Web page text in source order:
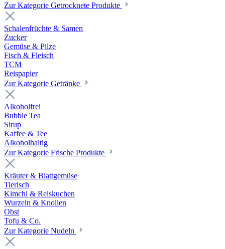
Zur Kategorie Getrocknete Produkte
Schalenfrüchte & Samen
Zucker
Gemüse & Pilze
Fisch & Fleisch
TCM
Reispapier
Zur Kategorie Getränke
Alkoholfrei
Bubble Tea
Sirup
Kaffee & Tee
Alkoholhaltig
Zur Kategorie Frische Produkte
Kräuter & Blattgemüse
Tierisch
Kimchi & Reiskuchen
Wurzeln & Knollen
Obst
Tofu & Co.
Zur Kategorie Nudeln